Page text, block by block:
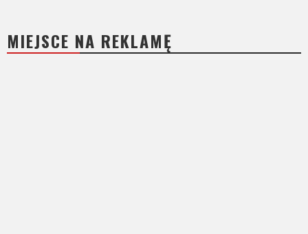
MIEJSCE NA REKLAMĘ